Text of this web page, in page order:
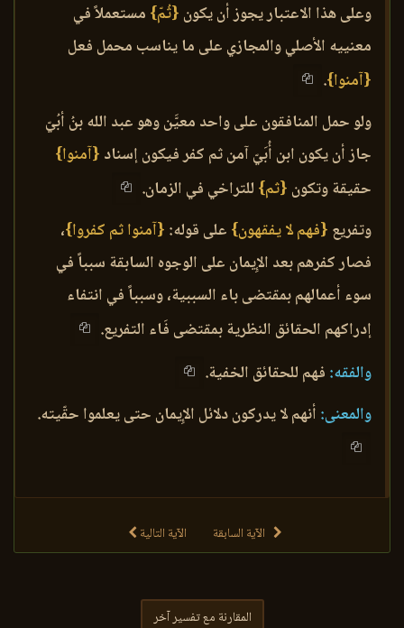
وعلى هذا الاعتبار يجوز أن يكون {ثُمّ} مستعملاً في
معنييه الأصلي والمجازي على ما يناسب محمل فعل
{آمنوا}.
ولو حمل المنافقون على واحد معيَّن وهو عبد الله بنُ أبُيّ
جاز أن يكون ابن أُبَيّ آمن ثم كفر فيكون إسناد {آمنوا}
حقيقة وتكون {ثم} للتراخي في الزمان.
وتفريع {فهم لا يفقهون} على قوله: {آمنوا ثم كفروا}،
فصار كفرهم بعد الإِيمان على الوجوه السابقة سبباً في
سوء أعمالهم بمقتضى باء السببية، وسبباً في انتفاء
إدراكهم الحقائق النظرية بمقتضى فَاء التفريع.
والفقه: فهم للحقائق الخفية.
والمعنى: أنهم لا يدركون دلائل الإِيمان حتى يعلموا حقّيته.
الآية السابقة الآية التالية
المقارنة مع تفسير آخر